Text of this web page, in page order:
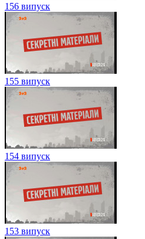
156 випуск
155 випуск
154 випуск
153 випуск